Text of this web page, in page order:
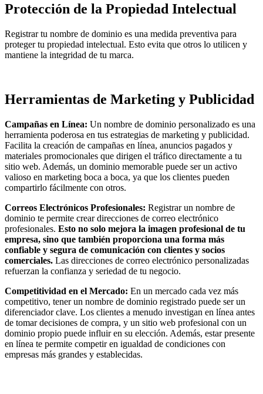
Protección de la Propiedad Intelectual
Registrar tu nombre de dominio es una medida preventiva para
proteger tu propiedad intelectual. Esto evita que otros lo utilicen y
mantiene la integridad de tu marca.
Herramientas de Marketing y Publicidad
Campañas en Línea: Un nombre de dominio personalizado es una
herramienta poderosa en tus estrategias de marketing y publicidad.
Facilita la creación de campañas en línea, anuncios pagados y
materiales promocionales que dirigen el tráfico directamente a tu
sitio web. Además, un dominio memorable puede ser un activo
valioso en marketing boca a boca, ya que los clientes pueden
compartirlo fácilmente con otros.
Correos Electrónicos Profesionales: Registrar un nombre de
dominio te permite crear direcciones de correo electrónico
profesionales. Esto no solo mejora la imagen profesional de tu
empresa, sino que también proporciona una forma más
confiable y segura de comunicación con clientes y socios
comerciales. Las direcciones de correo electrónico personalizadas
refuerzan la confianza y seriedad de tu negocio.
Competitividad en el Mercado: En un mercado cada vez más
competitivo, tener un nombre de dominio registrado puede ser un
diferenciador clave. Los clientes a menudo investigan en línea antes
de tomar decisiones de compra, y un sitio web profesional con un
dominio propio puede influir en su elección. Además, estar presente
en línea te permite competir en igualdad de condiciones con
empresas más grandes y establecidas.